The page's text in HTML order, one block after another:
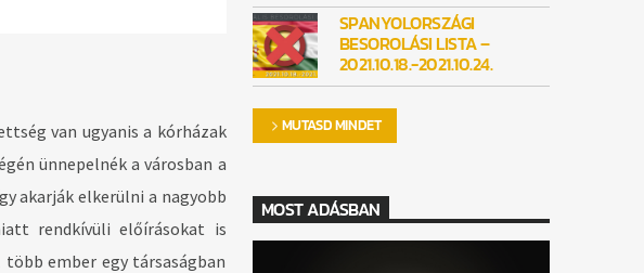
van ugyanis a kórházak
ünnepelnék a városban a
akarják elkerülni a nagyobb
rendkívüli előírásokat is
ember egy társaságban
SPANYOLORSZÁGI
BESOROLÁSI LISTA –
2021.10.18.-2021.10.24.
MUTASD MINDET
MOST ADÁSBAN